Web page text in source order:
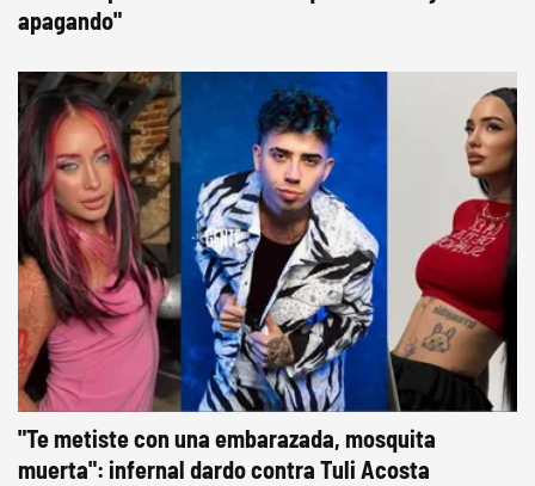
apagando"
"Te metiste con una embarazada, mosquita
muerta": infernal dardo contra Tuli Acosta